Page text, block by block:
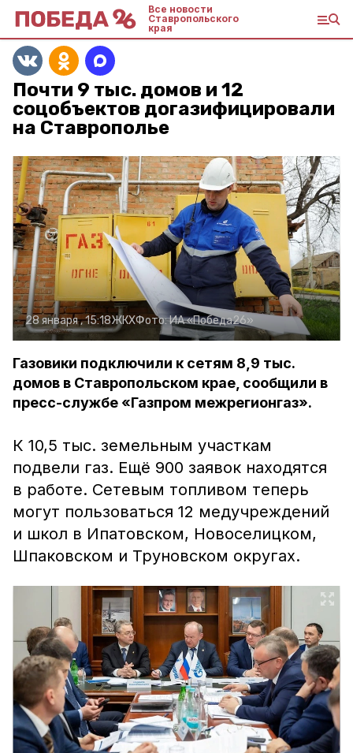
Все новости
Ставропольского
края
Почти 9 тыс. домов и 12
соцобъектов догазифицировали
на Ставрополье
28 января , 15:18ЖКХФото:ИА «Победа26»
Газовики подключили к сетям 8,9 тыс.
домов в Ставропольском крае, сообщили в
пресс-службе «Газпром межрегионгаз».
К 10,5 тыс. земельным участкам
подвели газ. Ещё 900 заявок находятся
в работе. Сетевым топливом теперь
могут пользоваться 12 медучреждений
и школ в Ипатовском, Новоселицком,
Шпаковском и Труновском округах.